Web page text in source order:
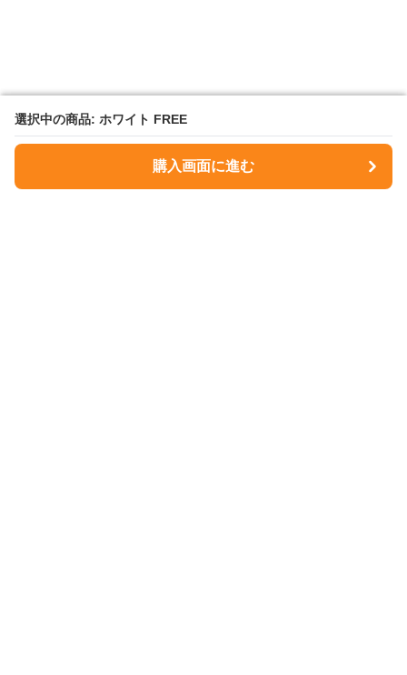
選択中の商品: ホワイト FREE
購入画面に進む
選択中の商品: ホワイト FREE
購入画面に進む